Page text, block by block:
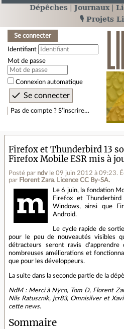
Dépêches Journaux
🎙️ Projets
Se connecter
Identifiant
Mot de passe
Connexion automatique
Pas de compte ? S’inscrire…
Firefox et Thunderbird 13
Firefox Mobile ESR mis à
Posté par ndv le 09 juin 2012 à 09:23.
par Florent Zara. Licence CC By‑SA.
Le 6 juin, la fondation
Firefox et
Windows, ainsi que
Android.
Le cycle rapide de
pour le peu de nouveautés visibles
détracteurs seront ravis
nombreuses améliorations et
que pour les développeurs.
La suite dans la seconde partie de la
NdM : Merci à Nÿco, Tom D, Florent
Nils Ratusznik, jcr83, Omnisilver et
cette news.
Sommaire